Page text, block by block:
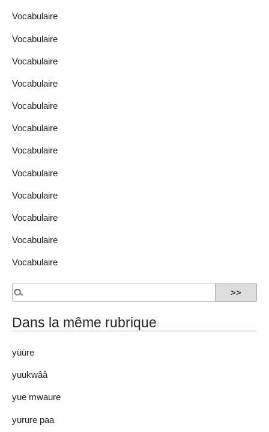
Vocabulaire
Vocabulaire
Vocabulaire
Vocabulaire
Vocabulaire
Vocabulaire
Vocabulaire
Vocabulaire
Vocabulaire
Vocabulaire
Vocabulaire
Vocabulaire
Dans la même rubrique
yüüre
yuukwââ
yue mwaure
yurure paa